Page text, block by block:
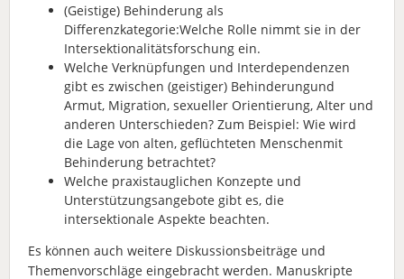
(Geistige) Behinderung als
Differenzkategorie:Welche Rolle nimmt sie in der
Intersektionalitätsforschung ein.
Welche Verknüpfungen und Interdependenzen
gibt es zwischen (geistiger) Behinderungund
Armut, Migration, sexueller Orientierung, Alter und
anderen Unterschieden? Zum Beispiel: Wie wird
die Lage von alten, geflüchteten Menschenmit
Behinderung betrachtet?
Welche praxistauglichen Konzepte und
Unterstützungsangebote gibt es, die
intersektionale Aspekte beachten.
Es können auch weitere Diskussionsbeiträge und
Themenvorschläge eingebracht werden. Manuskripte